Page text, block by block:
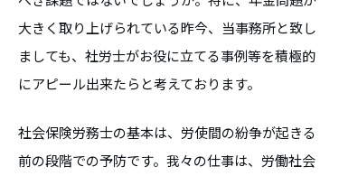
大きく取り上げられている昨今、当事務所と致し
ましても、社労士がお役に立てる事例等を積極的
にアピール出来たらと考えております。
社会保険労務士の基本は、労使間の紛争が起きる
前の段階での予防です。我々の仕事は、労働社会